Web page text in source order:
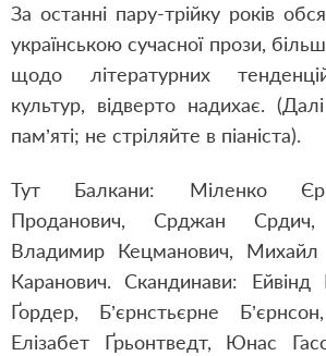
За останні пару-трійку років
українською сучасної прози,
щодо літературних
культур, відверто надихає.
пам’яті; не стріляйте в піаніста).
Тут Балкани: Міленко
Проданович, Срджан
Владимир Кецманович, Михайл
Каранович. Скандинави:
Ґордер, Б’єрнстьєрне
Елізабет Ґрьонтведт, Юнас